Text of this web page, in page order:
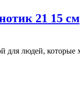
21 15 см
для людей,